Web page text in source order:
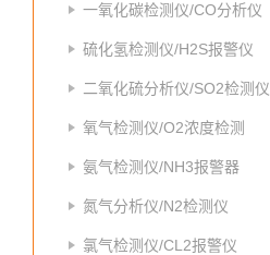
一氧化碳检测仪/CO分析仪
硫化氢检测仪/H2S报警仪
二氧化硫分析仪/SO2检测仪
氧气检测仪/O2浓度检测
氨气检测仪/NH3报警器
氮气分析仪/N2检测仪
氯气检测仪/CL2报警仪